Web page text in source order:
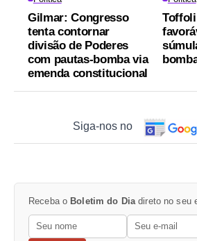
Gilmar: Congresso
tenta contornar
divisão de Poderes
com pautas-bomba via
emenda constitucional
Siga-nos no
Receba o Boletim do Diadireto no seu